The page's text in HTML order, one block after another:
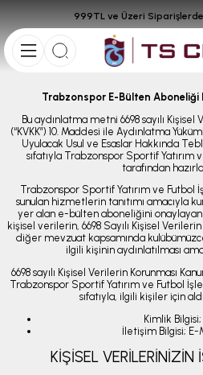
999TL ve Üzeri
Trabzonspor E-Bülten Aboneliği
Bu aydınlatma metni 6698 sayılı Kişisel
(“KVKK”) 10. Maddesi ile Aydınlatma
Uyulacak Usul ve Esaslar Hakkında
sıfatıyla Trabzonspor Sportif Yatırım
tarafından
Trabzonspor Sportif Yatırım ve Futbol
sunulan hizmetlerin tanıtımı amacıyla
yer alan e-bülten aboneliğini
kişisel verilerin, 6698 Sayılı Kişisel
diğer mevzuat kapsamında
ilgili kişinin aydınlatılması
6698 sayılı Kişisel Verilerin Korunması
Trabzonspor Sportif Yatırım ve Futbol
sıfatıyla, ilgili kişiler için
Kimlik
İletişim Bilgisi;
KİŞİSEL